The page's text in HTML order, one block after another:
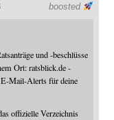
boosted
und -beschlüsse
Ort: ratsblick.de -
Mail-Alerts für deine
offizielle Verzeichnis